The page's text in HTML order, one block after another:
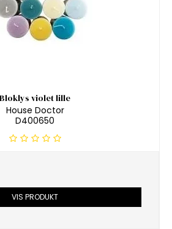
Bloklys violet lille
House Doctor
D400650
VIS PRODUKT